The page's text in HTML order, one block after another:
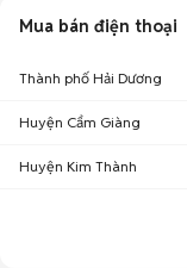
Mua bán điện thoại
Thành phố Hải Dương
Huyện Cẩm Giàng
Huyện Kim Thành